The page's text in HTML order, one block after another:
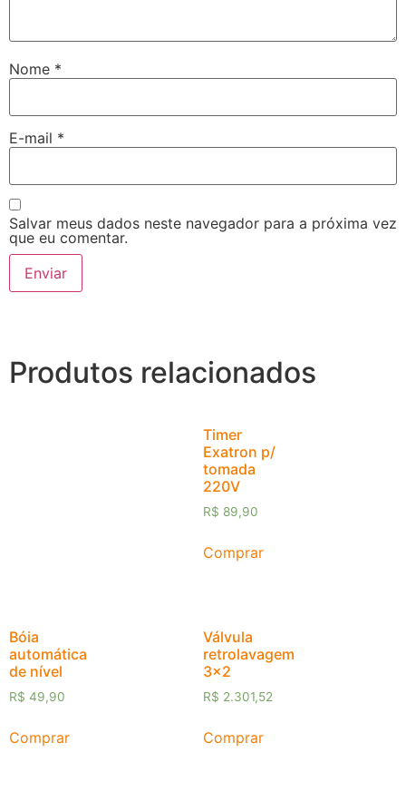
Nome *
E-mail *
Salvar meus dados neste navegador para a próxima vez
que eu comentar.
Produtos relacionados
Timer
Exatron p/
tomada
220V
R$ 89,90
Comprar
Bóia
automática
de nível
R$ 49,90
Comprar
Válvula
retrolavagem
3×2
R$ 2.301,52
Comprar